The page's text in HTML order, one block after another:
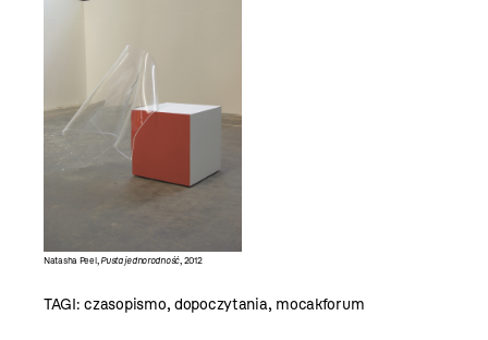
Natasha Peel, Pusta jednorodność , 2012
TAGI:czasopismo, dopoczytania, mocakforum